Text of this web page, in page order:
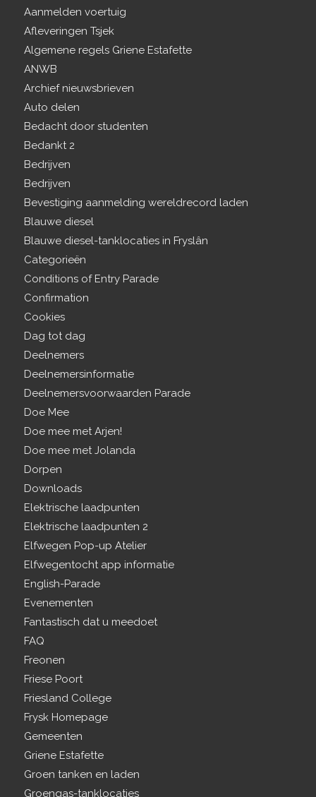
Aanmelden voertuig
Afleveringen Tsjek
Algemene regels Griene Estafette
ANWB
Archief nieuwsbrieven
Auto delen
Bedacht door studenten
Bedankt 2
Bedrijven
Bedrijven
Bevestiging aanmelding wereldrecord laden
Blauwe diesel
Blauwe diesel-tanklocaties in Fryslân
Categorieën
Conditions of Entry Parade
Confirmation
Cookies
Dag tot dag
Deelnemers
Deelnemersinformatie
Deelnemersvoorwaarden Parade
Doe Mee
Doe mee met Arjen!
Doe mee met Jolanda
Dorpen
Downloads
Elektrische laadpunten
Elektrische laadpunten 2
Elfwegen Pop-up Atelier
Elfwegentocht app informatie
English-Parade
Evenementen
Fantastisch dat u meedoet
FAQ
Freonen
Friese Poort
Friesland College
Frysk Homepage
Gemeenten
Griene Estafette
Groen tanken en laden
Groengas-tanklocaties